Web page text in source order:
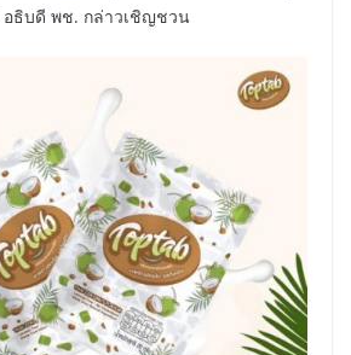
อธิบดี พช. กล่าวเชิญชวน